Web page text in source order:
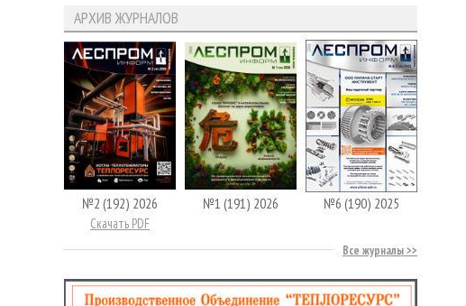
АРХИВ ЖУРНАЛОВ
№2 (192) 2026
Скачать PDF
№1 (191) 2026 №6 (190) 2025
Все журналы